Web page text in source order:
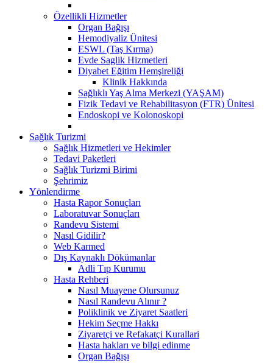
Özellikli Hizmetler
Organ Bağışı
Hemodiyaliz Ünitesi
ESWL (Taş Kırma)
Evde Saglik Hizmetleri
Diyabet Eğitim Hemşireliği
Klinik Hakkında
Sağlıklı Yaş Alma Merkezi (YAŞAM)
Fizik Tedavi ve Rehabilitasyon (FTR) Ünitesi
Endoskopi ve Kolonoskopi
Sağlık Turizmi
Sağlık Hizmetleri ve Hekimler
Tedavi Paketleri
Sağlık Turizmi Birimi
Şehrimiz
Yönlendirme
Hasta Rapor Sonuçları
Laboratuvar Sonuçları
Randevu Sistemi
Nasıl Gidilir?
Web Karmed
Dış Kaynaklı Dökümanlar
Adli Tıp Kurumu
Hasta Rehberi
Nasıl Muayene Olursunuz
Nasıl Randevu Alınır ?
Poliklinik ve Ziyaret Saatleri
Hekim Seçme Hakkı
Ziyaretçi ve Refakatçi Kurallari
Hasta hakları ve bilgi edinme
Organ Bağışı